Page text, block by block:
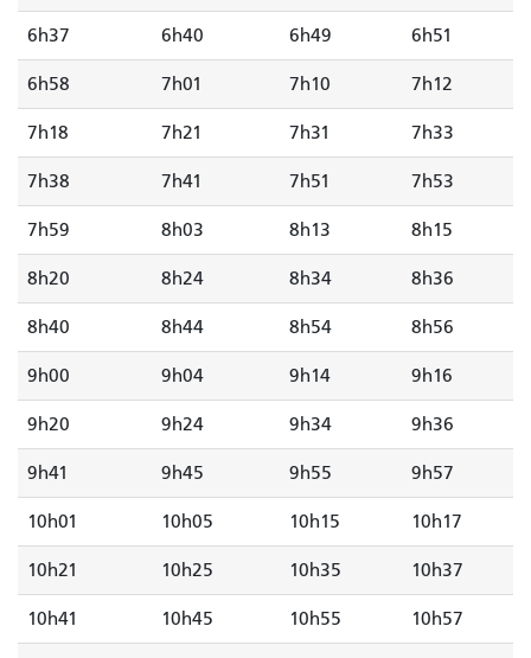
6h37 6h40 6h49 6h51
6h58 7h01 7h10 7h12
7h18 7h21 7h31 7h33
7h38 7h41 7h51 7h53
7h59 8h03 8h13 8h15
8h20 8h24 8h34 8h36
8h40 8h44 8h54 8h56
9h00 9h04 9h14 9h16
9h20 9h24 9h34 9h36
9h41 9h45 9h55 9h57
10h01 10h05 10h15 10h17
10h21 10h25 10h35 10h37
10h41 10h45 10h55 10h57